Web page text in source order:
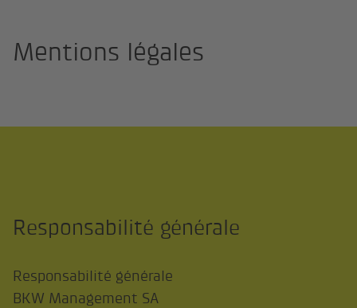
Mentions légales
Responsabilité générale
Responsabilité générale
BKW Management SA